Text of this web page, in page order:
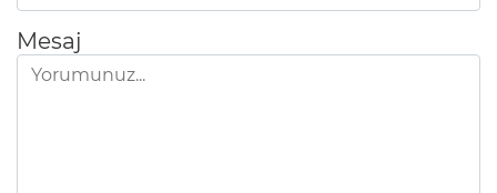
Mesaj